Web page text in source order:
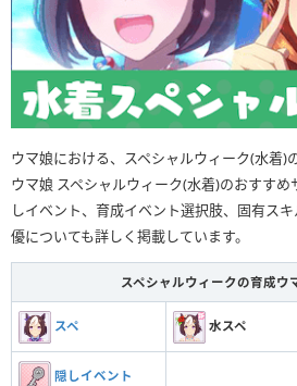
ウマ娘における、スペシャルウィーク(水着)
ウマ娘 スペシャルウィーク(水着)のおすす
しイベント、育成イベント選択肢、固有ス
優についても詳しく掲載しています。
スペシャルウィークの育成ウ
スペ 水スペ
隠しイベント